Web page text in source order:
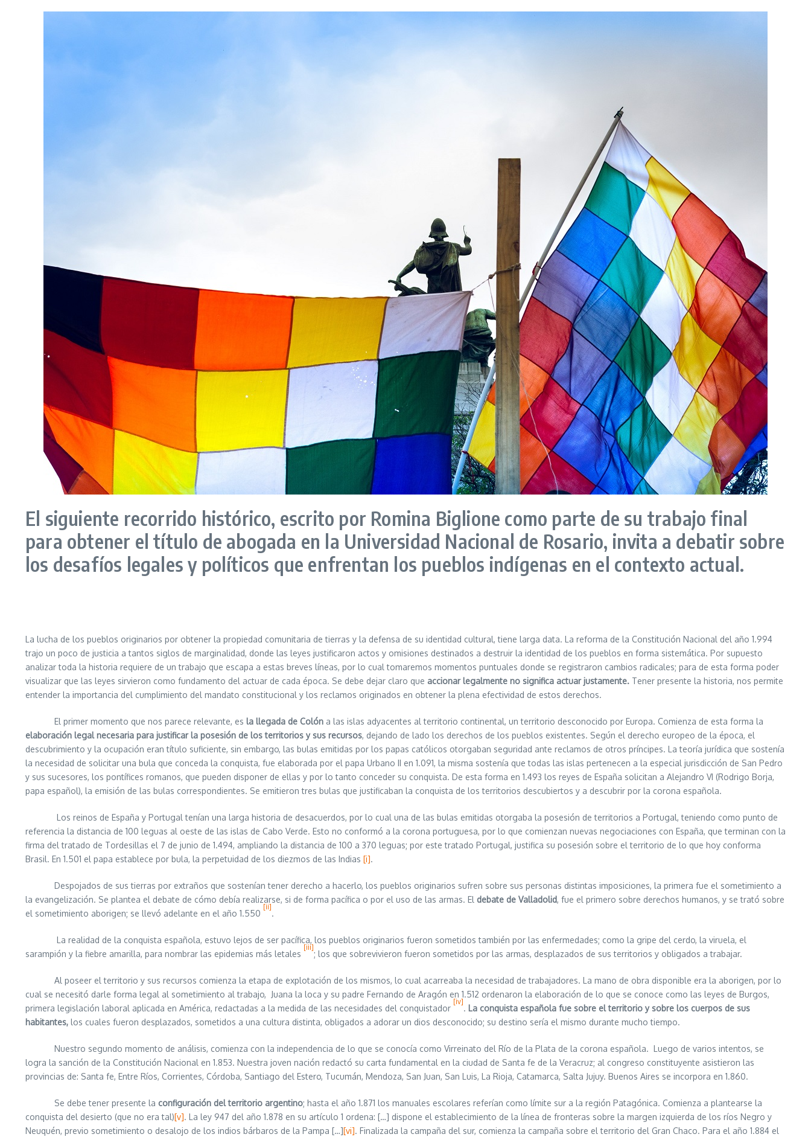
El siguiente recorrido histórico, escrito por Romina Biglione como parte de su trabajo final
para obtener el título de abogada en la Universidad Nacional de Rosario, invita a debatir sobre
los desafíos legales y políticos que enfrentan los pueblos indígenas en el contexto actual.
La lucha de los pueblos originarios por obtener la propiedad comunitaria de tierras y la defensa de su identidad cultural, tiene larga data. La reforma de la Constitución Nacional del año 1.994
trajo un poco de justicia a tantos siglos de marginalidad, donde las leyes justificaron actos y omisiones destinados a destruir la identidad de los pueblos en forma sistemática. Por supuesto
analizar toda la historia requiere de un trabajo que escapa a estas breves líneas, por lo cual tomaremos momentos puntuales donde se registraron cambios radicales; para de esta forma poder
visualizar que las leyes sirvieron como fundamento del actuar de cada época. Se debe dejar claro que accionar legalmente no significa actuar justamente. Tener presente la historia, nos permite
entender la importancia del cumplimiento del mandato constitucional y los reclamos originados en obtener la plena efectividad de estos derechos.
El primer momento que nos parece relevante, es la llegada de Colón a las islas adyacentes al territorio continental, un territorio desconocido por Europa. Comienza de esta forma la
elaboración legal necesaria para justificar la posesión de los territorios y sus recursos, dejando de lado los derechos de los pueblos existentes. Según el derecho europeo de la época, el
descubrimiento y la ocupación eran título suficiente, sin embargo, las bulas emitidas por los papas católicos otorgaban seguridad ante reclamos de otros príncipes. La teoría jurídica que sostenía
la necesidad de solicitar una bula que conceda la conquista, fue elaborada por el papa Urbano II en 1.091, la misma sostenía que todas las islas pertenecen a la especial jurisdicción de San Pedro
y sus sucesores, los pontífices romanos, que pueden disponer de ellas y por lo tanto conceder su conquista. De esta forma en 1.493 los reyes de España solicitan a Alejandro VI (Rodrigo Borja,
papa español), la emisión de las bulas correspondientes. Se emitieron tres bulas que justificaban la conquista de los territorios descubiertos y a descubrir por la corona española.
Los reinos de España y Portugal tenían una larga historia de desacuerdos, por lo cual una de las bulas emitidas otorgaba la posesión de territorios a Portugal, teniendo como punto de
referencia la distancia de 100 leguas al oeste de las islas de Cabo Verde. Esto no conformó a la corona portuguesa, por lo que comienzan nuevas negociaciones con España, que terminan con la
firma del tratado de Tordesillas el 7 de junio de 1.494, ampliando la distancia de 100 a 370 leguas; por este tratado Portugal, justifica su posesión sobre el territorio de lo que hoy conforma
Brasil. En 1.501 el papa establece por bula, la perpetuidad de los diezmos de las Indias [i].
Despojados de sus tierras por extraños que sostenían tener derecho a hacerlo, los pueblos originarios sufren sobre sus personas distintas imposiciones, la primera fue el sometimiento a
la evangelización. Se plantea el debate de cómo debía realizarse, si de forma pacífica o por el uso de las armas. El debate de Valladolid, fue el primero sobre derechos humanos, y se trató sobre
el sometimiento aborigen; se llevó adelante en el año 1.550
[ii]
.
La realidad de la conquista española, estuvo lejos de ser pacífica, los pueblos originarios fueron sometidos también por las enfermedades; como la gripe del cerdo, la viruela, el
sarampión y la fiebre amarilla, para nombrar las epidemias más letales
[iii]
; los que sobrevivieron fueron sometidos por las armas, desplazados de sus territorios y obligados a trabajar.
Al poseer el territorio y sus recursos comienza la etapa de explotación de los mismos, lo cual acarreaba la necesidad de trabajadores. La mano de obra disponible era la aborigen, por lo
cual se necesitó darle forma legal al sometimiento al trabajo, Juana la loca y su padre Fernando de Aragón en 1.512 ordenaron la elaboración de lo que se conoce como las leyes de Burgos,
primera legislación laboral aplicada en América, redactadas a la medida de las necesidades del conquistador
[iv]
. La conquista española fue sobre el territorio y sobre los cuerpos de sus
habitantes, los cuales fueron desplazados, sometidos a una cultura distinta, obligados a adorar un dios desconocido; su destino sería el mismo durante mucho tiempo.
Nuestro segundo momento de análisis, comienza con la independencia de lo que se conocía como Virreinato del Río de la Plata de la corona española. Luego de varios intentos, se
logra la sanción de la Constitución Nacional en 1.853. Nuestra joven nación redactó su carta fundamental en la ciudad de Santa fe de la Veracruz; al congreso constituyente asistieron las
provincias de: Santa fe, Entre Ríos, Corrientes, Córdoba, Santiago del Estero, Tucumán, Mendoza, San Juan, San Luis, La Rioja, Catamarca, Salta Jujuy. Buenos Aires se incorpora en 1.860.
Se debe tener presente la configuración del territorio argentino; hasta el año 1.871 los manuales escolares referían como límite sur a la región Patagónica. Comienza a plantearse la
conquista del desierto (que no era tal)[v]. La ley 947 del año 1.878 en su artículo 1 ordena: […] dispone el establecimiento de la línea de fronteras sobre la margen izquierda de los ríos Negro y
Neuquén, previo sometimiento o desalojo de los indios bárbaros de la Pampa […][vi]. Finalizada la campaña del sur, comienza la campaña sobre el territorio del Gran Chaco. Para el año 1.884 el